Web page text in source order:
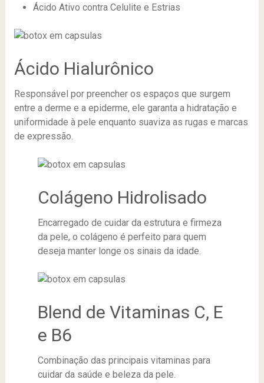
Ácido Ativo contra Celulite e Estrias
Ácido Hialurônico
Responsável por preencher os espaços que surgem
entre a derme e a epiderme, ele garanta a hidratação e
uniformidade à pele enquanto suaviza as rugas e marcas
de expressão.
Colágeno Hidrolisado
Encarregado de cuidar da estrutura e firmeza
da pele, o colágeno é perfeito para quem
deseja manter longe os sinais da idade.
Blend de Vitaminas C, E
e B6
Combinação das principais vitaminas para
cuidar da saúde e beleza da pele.